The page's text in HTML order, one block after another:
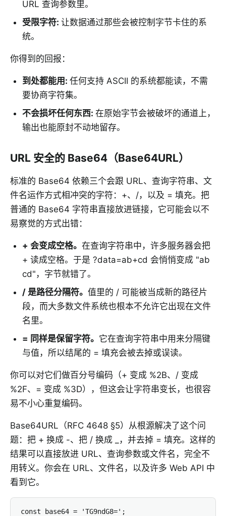
URL 查询参数里。
受限字符: 让数据通过那些会被控制字节卡住的系
统。
你得到的回报：
到处都能用 : 任何支持 ASCII 的系统都能读，不需
要协商字符集。
不会损坏任何东西: 在原始字节会被破坏的通道上，
输出也能原封不动地留存。
URL 安全的 Base64（Base64URL）
标准的 Base64 依赖三个会跟 URL、查询字符串、文
件名运作方式相冲突的字符：+、/，以及 = 填充。把
普通的 Base64 字符串直接放进链接，它可能会以不
易察觉的方式出错：
+ 会变成空格。 在查询字符串中，许多服务器会把
+ 读成空格。于是 ?data=ab+cd 会悄悄变成 "ab
cd"，字节就错了。
/ 是路径分隔符。 值里的 / 可能被当成新的路径片
段，而大多数文件系统也根本不允许它出现在文件
名里。
= 同样是保留字符。 它在查询字符串中用来分隔键
与值，所以结尾的 = 填充会被去掉或误读。
你可以对它们做百分号编码（+ 变成 %2B、/ 变成
%2F、= 变成 %3D），但这会让字符串变长，也很容
易不小心重复编码。
Base64URL（RFC 4648 §5）从根源解决了这个问
题：把 + 换成 -、把 / 换成 _，并去掉 = 填充。这样的
结果可以直接放进 URL、查询参数或文件名，完全不
用转义。你会在 URL、文件名，以及许多 Web API 中
看到它。
const base64 = 'TG9ndG8=';